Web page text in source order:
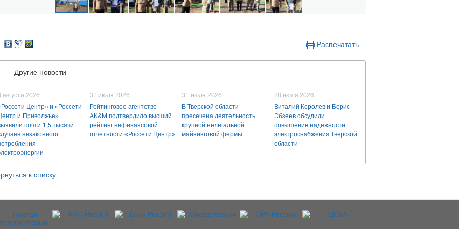
Распечатать…
Другие новости
августа 2026
Центр» и «Россети
и Приволжье»
почти 1,5 тысячи
незаконного
31 июля 2026
Рейтинговое агентство
AK&M подтвердило высший
рейтинг нефинансовой
отчетности «Россети Центр»
31 июля 2026
В Тверской области
пресечена деятельность
крупной нелегальной
майнинговой фермы
28 июля 2026
Виталий Королев и Борис
Эбзеев обсудили
повышение надежности
электроснабжения Тверской
области
к списку